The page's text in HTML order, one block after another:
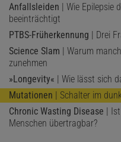
Anfallsleiden | Wie Epilepsie
beeinträchtigt
PTBS-Früherkennung | Drei
Science Slam | Warum
zunehmen
»Longevity« | Wie lässt sich
Mutationen | Schalter im
Chronic Wasting Disease |
Menschen übertragbar?